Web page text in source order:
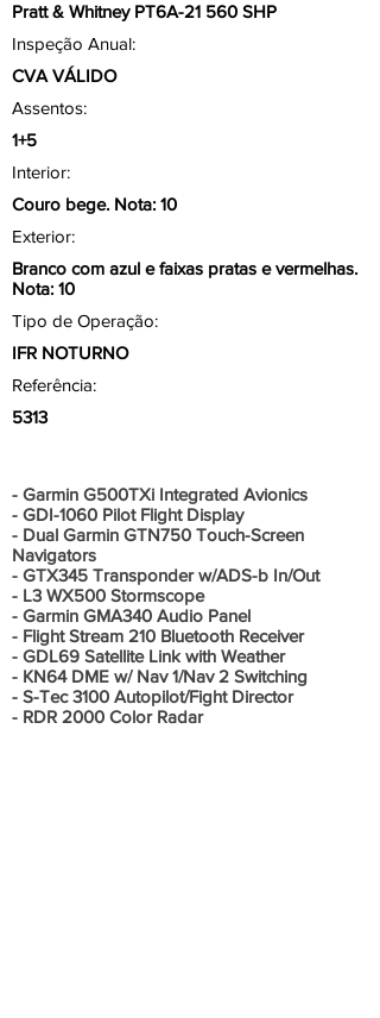
Pratt & Whitney PT6A-21 560 SHP
Inspeção Anual:
CVA VÁLIDO
Assentos:
1+5
Interior:
Couro bege. Nota: 10
Exterior:
Branco com azul e faixas pratas e vermelhas.
Nota: 10
Tipo de Operação:
IFR NOTURNO
Referência:
5313
- Garmin G500TXi Integrated Avionics
- GDI-1060 Pilot Flight Display
- Dual Garmin GTN750 Touch-Screen
Navigators
- GTX345 Transponder w/ADS-b In/Out
- L3 WX500 Stormscope
- Garmin GMA340 Audio Panel
- Flight Stream 210 Bluetooth Receiver
- GDL69 Satellite Link with Weather
- KN64 DME w/ Nav 1/Nav 2 Switching
- S-Tec 3100 Autopilot/Fight Director
- RDR 2000 Color Radar